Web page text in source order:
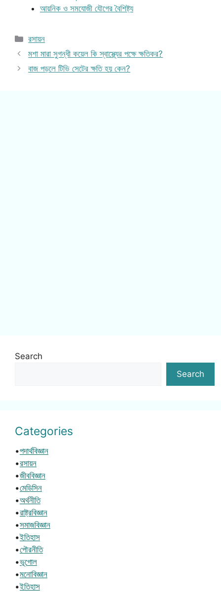
আয়নিক ও সমযোজী যৌগের বৈশিষ্ট্য
Categories
রসায়ন
মশা মারা সুগন্ধী কয়েল কি স্বাস্থ্যের পক্ষে ক্ষতিকর?
বাজ পড়লে টিভি সেটের ক্ষতি হয় কেন?
Search
Search
Categories
•পদার্থবিজ্ঞান
•রসায়ন
•জীববিজ্ঞান
•মেডিসিন
•অর্থনীতি
•রাষ্ট্রবিজ্ঞান
•সমাজবিজ্ঞান
•ইতিহাস
•পৌরনীতি
•ভূগোল
•মনোবিজ্ঞান
•ইতিহাস